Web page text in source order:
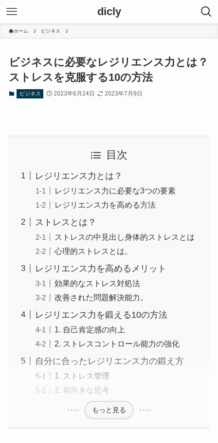
dicly
ホーム ビジネス
ビジネスに必要なレジリエンス力とは？
ストレスを克服する10の方法
ビジネス 2023年6月24日 2023年7月9日
目次
レジリエンス力とは？
レジリエンス力に必要な3つの要素
レジリエンス力を高める方法
ストレスとは？
ストレスの中見出し身体的ストレスとは
心理的ストレスとは。
レジリエンス力を高めるメリット
効果的なストレス対処法
改善された問題解決能力。
レジリエンス力を鍛える10の方法
1. 自己肯定感の向上
2. ストレスコントロール能力の強化
自分に合ったレジリエンス力の鍛え方
1. ストレス管理
2. 前向きな思考
もっと見る